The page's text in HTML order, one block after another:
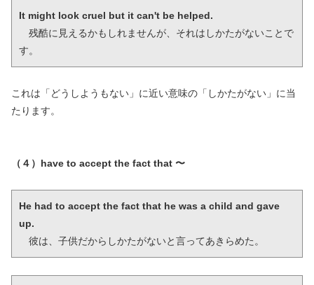
It might look cruel but it can't be helped.
残酷に見えるかもしれませんが、それはしかたがないことで
す。
これは「どうしようもない」に近い意味の「しかたがない」に当
たります。
（４）have to accept the fact that 〜
He had to accept the fact that he was a child and gave
up.
彼は、子供だからしかたがないと言ってあきらめた。